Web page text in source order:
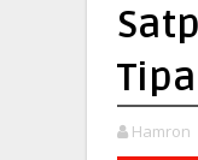
Hamron